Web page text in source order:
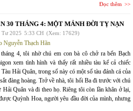
Đọc thêm
30 THÁNG 4: MỘT MẢNH ĐỜI TỴ NẠN
Tư 2025 5:33 CH (Xem: 17629)
Nguyễn Thạch Hãn
4, tôi nhờ chú em con bà cô chở ra bến Bạch
xem tình hình và thấy rất nhiều tàu kể cả chiếc
Hải Quân, trong số này có một số tàu đánh cá của
đàng hoàng. Trở về nhà, tôi hối Ba đi trước với chú
Hải Quân và đi theo họ. Riêng tôi còn lần khân ở lại,
Quỳnh Hoa, người yêu đầu đời của mình, nhưng